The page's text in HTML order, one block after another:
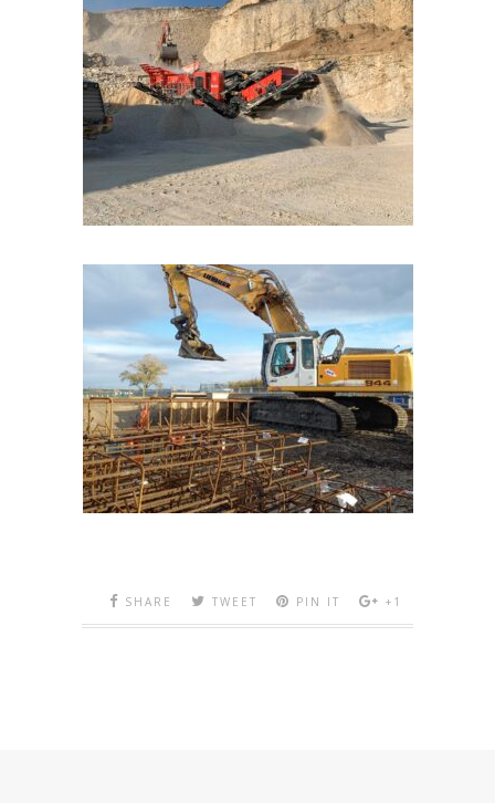
SHARE TWEET PIN IT +1